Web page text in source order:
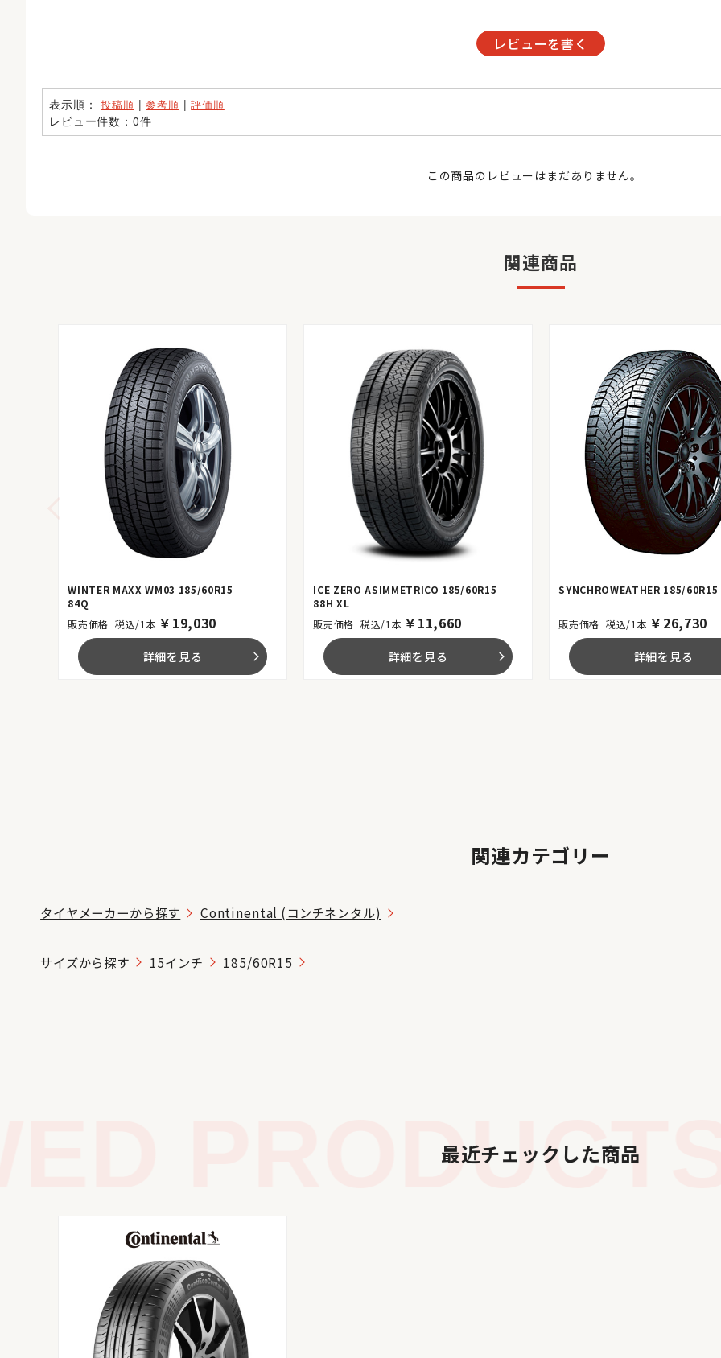
レビューを書く
表示順：投稿順 |参考順 |評価順
レビュー件数：0件
この商品のレビューはまだありません。
関連商品
WINTER MAXX WM03 185/60R15
84Q
税込/1本 ￥ 19,030
詳細を見る arrow_forward_ios
ICE ZERO ASIMMETRICO 185/60R15
88H XL
税込/1本 ￥ 11,660
詳細を見る arrow_forward_ios
SYNCHROWEATHER 185/
税込/1本 ￥ 26,730
詳細を見る
関連カテゴリー
タイヤメーカーから探す Continental (コンチネンタル)
サイズから探す 15インチ 185/60R15
PRODUCTS
最近チェックした商品